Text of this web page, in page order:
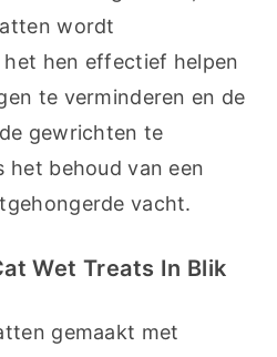
wordt
het hen effectief helpen
te verminderen en de
gewrichten te
het behoud van een
vacht.
Wet Treats In Blik
gemaakt met